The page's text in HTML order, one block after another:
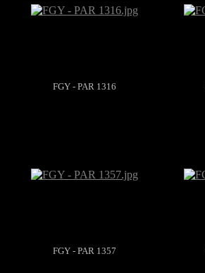
FGY - PAR 1316
FGY - PAR 1357